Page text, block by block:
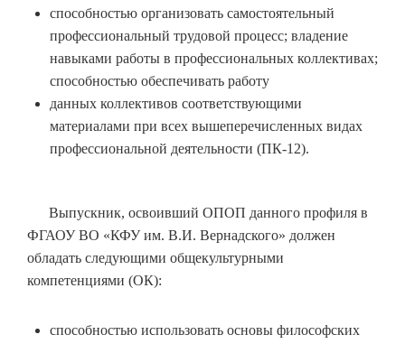
способностью организовать самостоятельный
профессиональный трудовой процесс; владение
навыками работы в профессиональных коллективах;
способностью обеспечивать работу
данных коллективов соответствующими
материалами при всех вышеперечисленных видах
профессиональной деятельности (ПК-12).
Выпускник, освоивший ОПОП данного профиля в
ФГАОУ ВО «КФУ им. В.И. Вернадского» должен
обладать следующими общекультурными
компетенциями (ОК):
способностью использовать основы философских